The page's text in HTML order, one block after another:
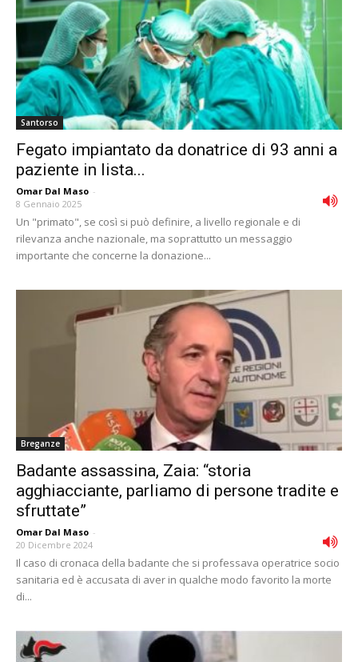
Santorso
Fegato impiantato da donatrice di 93 anni a
paziente in lista...
Omar Dal Maso -
8 Gennaio 2025
Un "primato", se così si può definire, a livello regionale e di
rilevanza anche nazionale, ma soprattutto un messaggio
importante che concerne la donazione...
Breganze
Badante assassina, Zaia: “storia
agghiacciante, parliamo di persone tradite e
sfruttate”
Omar Dal Maso -
20 Dicembre 2024
Il caso di cronaca della badante che si professava operatrice socio
sanitaria ed è accusata di aver in qualche modo favorito la morte
di...